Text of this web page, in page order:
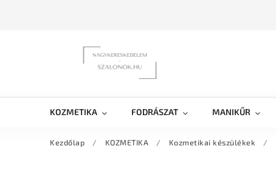
KOZMETIKA FODRÁSZAT MANIKŰR
Kezdőlap / KOZMETIKA / Kozmetikai készülékek /